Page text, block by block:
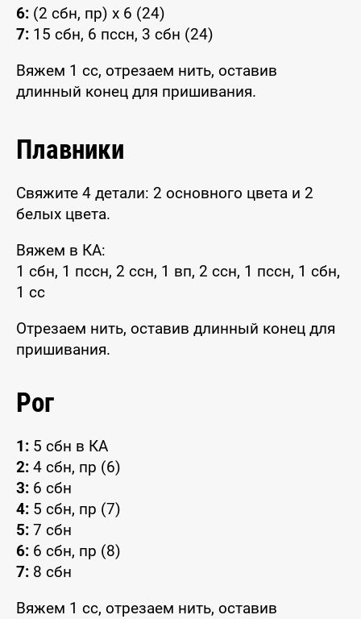
6: (2 сбн, пр) x 6 (24)
7: 15 сбн, 6 пссн, 3 сбн (24)
Вяжем 1 сс, отрезаем нить, оставив
длинный конец для пришивания.
Плавники
Свяжите 4 детали: 2 основного цвета и 2
белых цвета.
Вяжем в КА:
1 сбн, 1 пссн, 2 ссн, 1 вп, 2 ссн, 1 пссн, 1 сбн,
1 сс
Отрезаем нить, оставив длинный конец для
пришивания.
Рог
1: 5 сбн в КА
2: 4 сбн, пр (6)
3: 6 сбн
4: 5 сбн, пр (7)
5: 7 сбн
6: 6 сбн, пр (8)
7: 8 сбн
Вяжем 1 сс, отрезаем нить, оставив